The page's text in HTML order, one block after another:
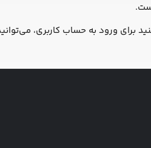
برای ورود به حساب کاربری،